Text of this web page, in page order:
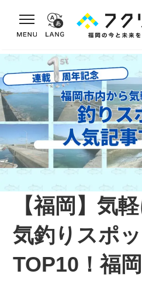
toggle navigation
【福岡】気
気釣りスポ
TOP10！福